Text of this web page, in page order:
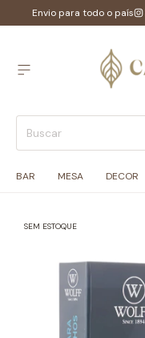
Envio para todo o país
BAR MESA DECOR
SEM ESTOQUE